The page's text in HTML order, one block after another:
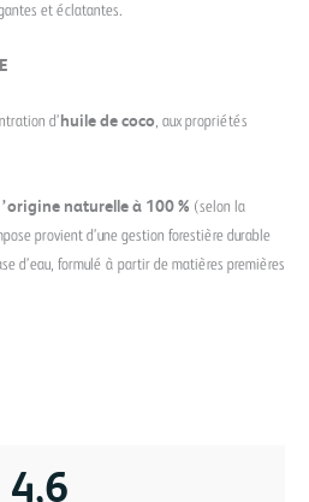
et éclatantes.
d’ huile de coco, aux propriétés
naturelle à 100 % (selon la
provient d’une gestion forestière durable
d’eau, formulé à partir de matières premières
4,6